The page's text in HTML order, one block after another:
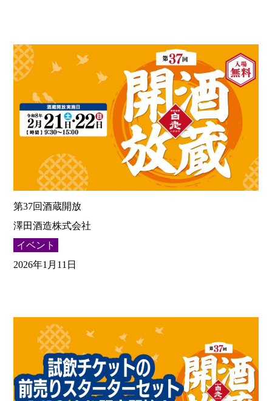
第37回酒蔵開放
澤田酒造株式会社
イベント
2026年1月11日